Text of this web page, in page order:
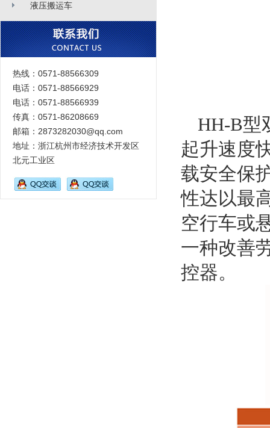
液压搬运车
热线：0571-88566309
电话：0571-88566929
电话：0571-88566939
传真：0571-86208669
邮箱：2873282030@qq.com
地址：浙江杭州市经济技术开发区
北元工业区
HH-B型
起升速度
载安全保
性达以最
空行车或
一种改善
控器。